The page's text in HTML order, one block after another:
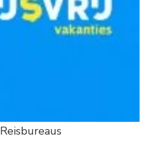
Reisbureaus